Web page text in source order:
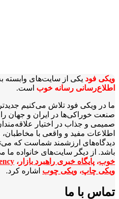
ویکی‌ فود یکی از سایت‌های وابسته
اطلاع‌رسانی رسانه خوب است.
ما در ویکی‌ فود تلاش می‌کنیم
صنعت خوراکی‌ها در ایران و جهان
صمیمی و جذاب در اختیار
اطلاعات مفید و واقعی با
دیدگاه‌های ارزشمند شماست که
باشد. از دیگر سایت‌های خانواده ما
خوب، پایگاه خبری راهبرد بازار ،
ویکی چاپ، ویکی چوب اشاره کرد.
تماس با ما